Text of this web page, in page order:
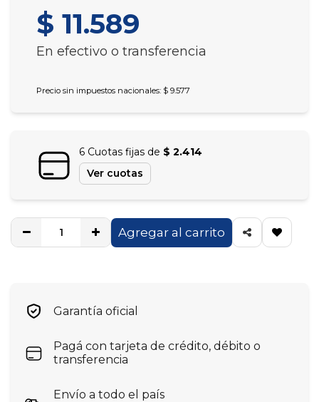
$ 11.589
En efectivo o transferencia
Precio sin impuestos nacionales: $ 9.577
6 Cuotas fijas de $ 2.414
Ver cuotas
Agregar al carrito
Garantía oficial
Pagá con tarjeta de crédito, débito o
transferencia
Envío a todo el país